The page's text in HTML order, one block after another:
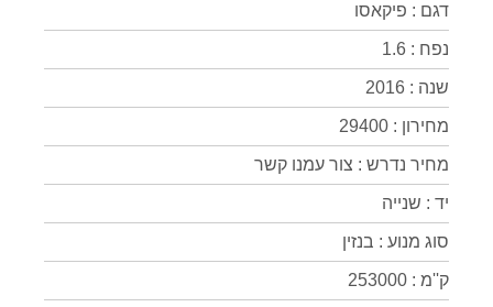
דגם : פיקאסו
נפח : 1.6
שנה : 2016
מחירון : 29400
מחיר נדרש : צור עמנו קשר
יד : שנייה
סוג מנוע : בנזין
ק''מ : 253000